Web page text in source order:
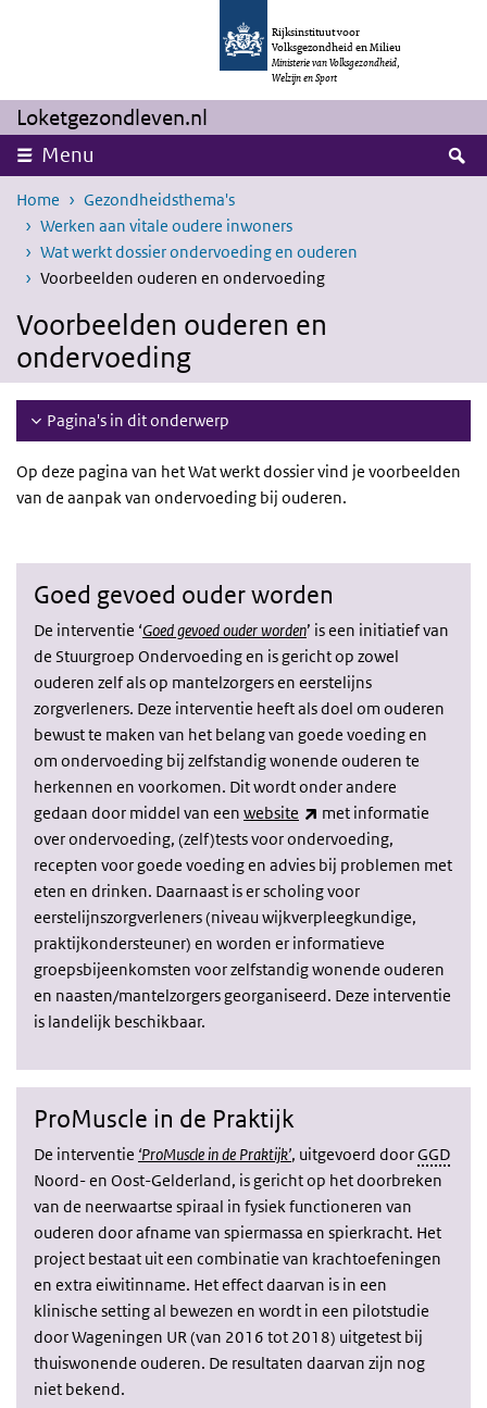
Overslaan en naar de inhoud gaan
Rijksinstituut voor
Volksgezondheid en Milieu
Ministerie van Volksgezondheid,
Welzijn en Sport
Loketgezondleven.nl
Menu
Home
Gezondheidsthema's
Werken aan vitale oudere inwoners
Wat werkt dossier ondervoeding en ouderen
Voorbeelden ouderen en ondervoeding
Voorbeelden ouderen en
ondervoeding
Pagina's in dit onderwerp
Op deze pagina van het Wat werkt dossier vind je voorbeelden
van de aanpak van ondervoeding bij ouderen.
Goed gevoed ouder worden
De interventie ‘Goed gevoed ouder worden’ is een initiatief van
de Stuurgroep Ondervoeding en is gericht op zowel
ouderen zelf als op mantelzorgers en eerstelijns
zorgverleners. Deze interventie heeft als doel om ouderen
bewust te maken van het belang van goede voeding en
om ondervoeding bij zelfstandig wonende ouderen te
herkennen en voorkomen. Dit wordt onder andere
gedaan door middel van een website (externe link)
met informatie
over ondervoeding, (zelf)tests voor ondervoeding,
recepten voor goede voeding en advies bij problemen met
eten en drinken. Daarnaast is er scholing voor
eerstelijnszorgverleners (niveau wijkverpleegkundige,
praktijkondersteuner) en worden er informatieve
groepsbijeenkomsten voor zelfstandig wonende ouderen
en naasten/mantelzorgers georganiseerd. Deze interventie
is landelijk beschikbaar.
ProMuscle in de Praktijk
De interventie ‘ProMuscle in de Praktijk’, uitgevoerd doorGGD
Noord- en Oost-Gelderland, is gericht op het doorbreken
van de neerwaartse spiraal in fysiek functioneren van
ouderen door afname van spiermassa en spierkracht. Het
project bestaat uit een combinatie van krachtoefeningen
en extra eiwitinname. Het effect daarvan is in een
klinische setting al bewezen en wordt in een pilotstudie
door Wageningen UR (van 2016 tot 2018) uitgetest bij
thuiswonende ouderen. De resultaten daarvan zijn nog
niet bekend.